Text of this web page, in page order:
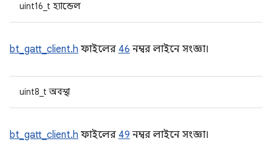
uint16_t হ্যান্ডেল
bt_gatt_client.h ফাইলের 46 নম্বর লাইনে সংজ্ঞা।
uint8_t অবস্থা
bt_gatt_client.h ফাইলের 49 নম্বর লাইনে সংজ্ঞা।